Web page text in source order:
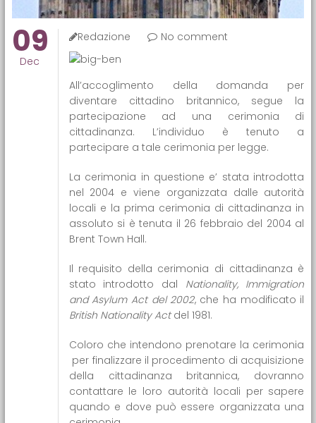
09
Dec
Redazione No comment
All’accoglimento della domanda per
diventare cittadino britannico, segue la
partecipazione ad una cerimonia di
cittadinanza. L’individuo è tenuto a
partecipare a tale cerimonia per legge.
La cerimonia in questione e’ stata introdotta
nel 2004 e viene organizzata dalle autorità
locali e la prima cerimonia di cittadinanza in
assoluto si è tenuta il 26 febbraio del 2004 al
Brent Town Hall.
Il requisito della cerimonia di cittadinanza è
stato introdotto dal Nationality, Immigration
and Asylum Act del 2002, che ha modificato il
British Nationality Actdel 1981.
Coloro che intendono prenotare la cerimonia
per finalizzare il procedimento di acquisizione
della cittadinanza britannica, dovranno
contattare le loro autorità locali per sapere
quando e dove può essere organizzata una